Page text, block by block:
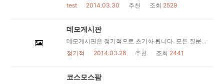
test
2014.03.30 추천 조회 2529
데모게시판
데모게시판은 정기적으로 초기화 됩니다. 모든 질문은 코스모스팜 스레드에 남겨주세요.데모게시판은 정기적으로 초기화 됩니다. 모든 질문은 코스모스팜 스레드에 남겨주세요.데모게시판은 정기적으로 초기화 됩니다. 모든 질문은 코스모스팜 스레드에 남겨주세요.데모게시판은 정기적으로 초기화 됩니다. 모든 질문은 코스모스팜 스레드에 남겨주세요.데모게시판은 정기적으로 초기화 됩니다. 모든 질문은 코스모스팜 스레드에 남겨주세요.데모게시판은 정기적으로 초기화 됩니다. 모든 질문은 코스모스팜 스레드에 남겨주세요.데모게시판은 정기적으로 초기화 됩니다. 모든 질문은 코스모스팜 스레드에 남겨주세요.
정기적
2014.03.26 추천 조회 2441
코스모스팜